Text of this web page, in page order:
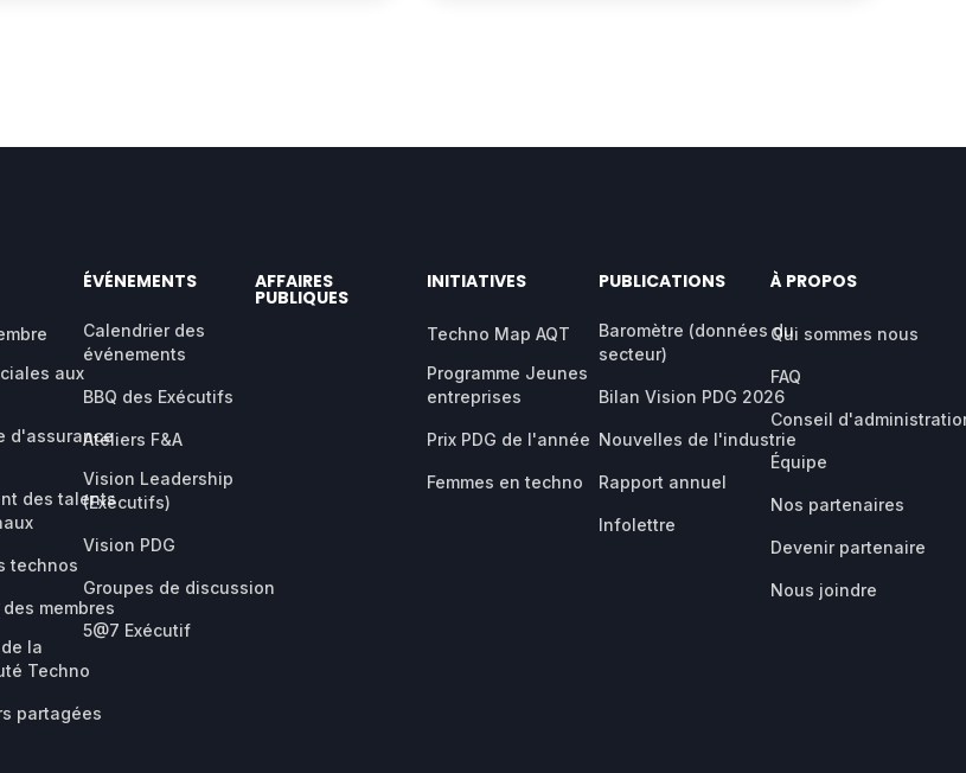
aux
d'assurance
des talents
technos
membres
la
Techno
partagées
ÉVÉNEMENTS
Calendrier des
événements
BBQ des Exécutifs
Ateliers F&A
Vision Leadership
(Exécutifs)
Vision PDG
Groupes de discussion
5@7 Exécutif
AFFAIRES
PUBLIQUES
INITIATIVES
Techno Map AQT
Programme Jeunes
entreprises
Prix PDG de l'année
Femmes en techno
PUBLICATIONS
Baromètre (données du
secteur)
Bilan Vision PDG 2026
Nouvelles de l'industrie
Rapport annuel
Infolettre
À PROPOS
Qui sommes nous
FAQ
Conseil
Équipe
Nos partenaires
Devenir partenaire
Nous joindre